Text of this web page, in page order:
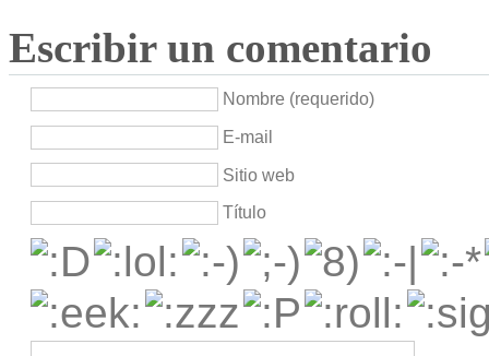
Escribir un comentario
Nombre (requerido)
E-mail
Sitio web
Título